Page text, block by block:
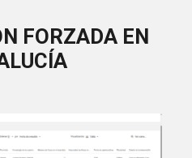
FORZADA EN